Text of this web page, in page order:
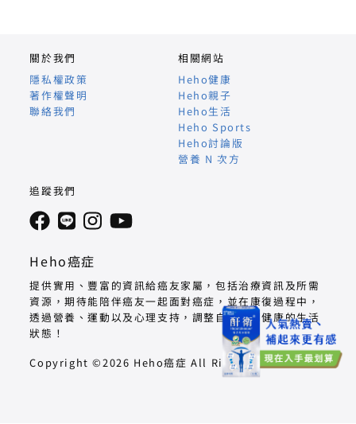
Heho癌症
提供實用、豐富的資訊給癌友家屬，包括治療資訊及所需
資源，期待能陪伴癌友一起面對癌症，並在康復過程中，
透過營養、運動以及心理支持，調整自己回到健康的生活
狀態！
Copyright ©2026 Heho癌症 All Right Reserved.
關於我們
隱私權政策
著作權聲明
聯絡我們
相關網站
Heho健康
Heho親子
Heho生活
Heho Sports
Heho討論版
營養 N 次方
追蹤我們